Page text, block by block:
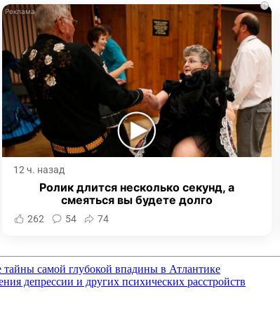
i
12 ч. назад
Ролик длится несколько секунд, а
смеяться вы будете долго
262 54 74
самой глубокой впадины в Атлантике
депрессии и других психических расстройств